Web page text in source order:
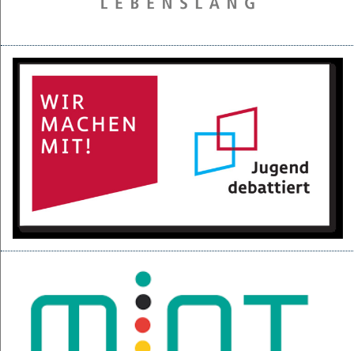
Projektpräsentation der 6d für den BGC
16.05.2025
Kurzfilme über den Izmir-Austausch im Kino
22.04.2025
KI-Fortbildung der Lehrerschaft
Null-Tage-Feier und Ferien!